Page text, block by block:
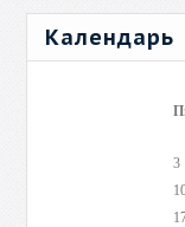
Календарь
3